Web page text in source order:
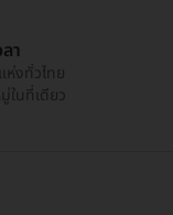
า
งทั่วไทย
ในที่เดียว